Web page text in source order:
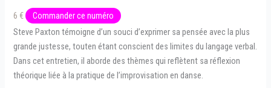
6 €
Commander ce numéro
Steve Paxton témoigne d’un souci d’exprimer sa pensée avec la plus
grande justesse, touten étant conscient des limites du langage verbal.
Dans cet entretien, il aborde des thèmes qui reflètent sa réflexion
théorique liée à la pratique de l’improvisation en danse.